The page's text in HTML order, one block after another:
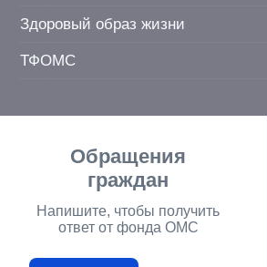
Здоровый образ жизни
ТФОМС
Обращения
граждан
Напишите, чтобы получить
ответ от фонда ОМС